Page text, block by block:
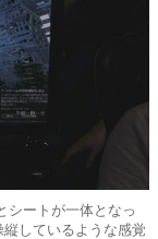
シートが一体となっ
しているような感覚